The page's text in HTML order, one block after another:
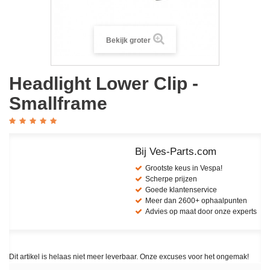
Bekijk groter
Headlight Lower Clip -
Smallframe
Bij Ves-Parts.com
Grootste keus in Vespa!
Scherpe prijzen
Goede klantenservice
Meer dan 2600+ ophaalpunten
Advies op maat door onze experts
Dit artikel is helaas niet meer leverbaar. Onze excuses voor het ongemak!